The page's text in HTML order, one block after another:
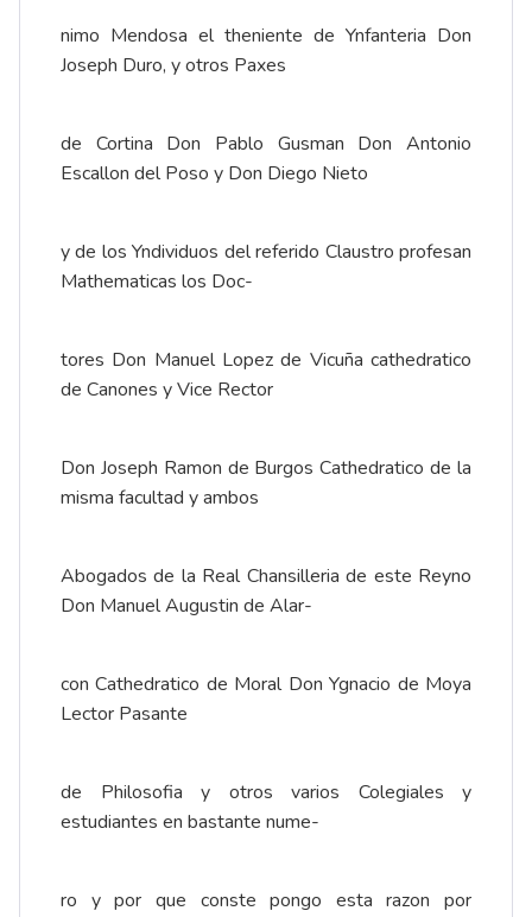
nimo Mendosa el theniente de Ynfanteria Don
Joseph Duro, y otros Paxes
de Cortina Don Pablo Gusman Don Antonio
Escallon del Poso y Don Diego Nieto
y de los Yndividuos del referido Claustro profesan
Mathematicas los Doc-
tores Don Manuel Lopez de Vicuña cathedratico
de Canones y Vice Rector
Don Joseph Ramon de Burgos Cathedratico de la
misma facultad y ambos
Abogados de la Real Chansilleria de este Reyno
Don Manuel Augustin de Alar-
con Cathedratico de Moral Don Ygnacio de Moya
Lector Pasante
de Philosofia y otros varios Colegiales y
estudiantes en bastante nume-
ro y por que conste pongo esta razon por